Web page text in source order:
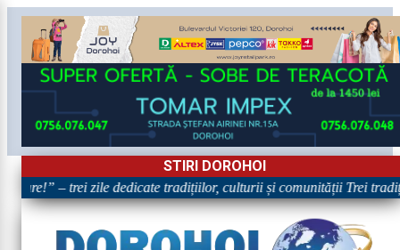
STIRI DOROHOI
– trei zile dedicate tradițiilor, culturii și comunității Trei